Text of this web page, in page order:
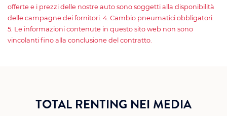
offerte e i prezzi delle nostre auto sono soggetti alla disponibilità
delle campagne dei fornitori. 4. Cambio pneumatici obbligatori.
5. Le informazioni contenute in questo sito web non sono
vincolanti fino alla conclusione del contratto.
TOTAL RENTING NEI MEDIA